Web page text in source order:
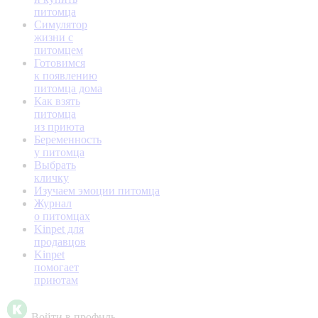
питомца
Симулятор
жизни с
питомцем
Готовимся
к появлению
питомца дома
Как взять
питомца
из приюта
Беременность
у питомца
Выбрать
кличку
Изучаем эмоции питомца
Журнал
о питомцах
Kinpet для
продавцов
Kinpet
помогает
приютам